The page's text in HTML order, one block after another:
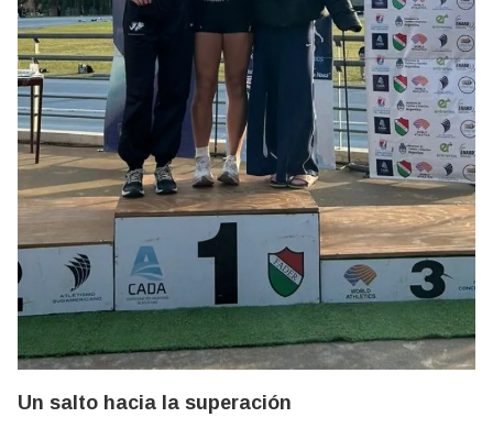
Un salto hacia la superación